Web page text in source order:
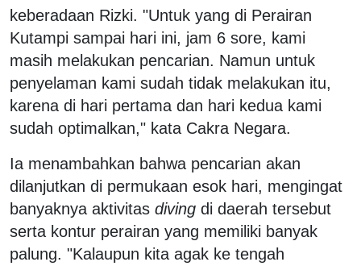
keberadaan Rizki. "Untuk yang di Perairan
Kutampi sampai hari ini, jam 6 sore, kami
masih melakukan pencarian. Namun untuk
penyelaman kami sudah tidak melakukan itu,
karena di hari pertama dan hari kedua kami
sudah optimalkan," kata Cakra Negara.
Ia menambahkan bahwa pencarian akan
dilanjutkan di permukaan esok hari, mengingat
banyaknya aktivitas diving di daerah tersebut
serta kontur perairan yang memiliki banyak
palung. "Kalaupun kita agak ke tengah